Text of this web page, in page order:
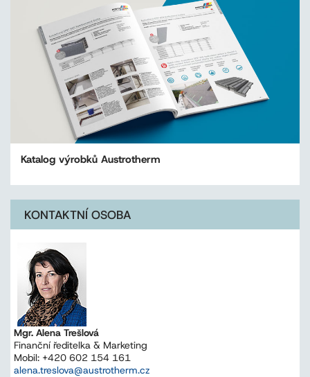
Katalog výrobků Austrotherm
KONTAKTNÍ OSOBA
Mgr. Alena Trešlová
Finanční ředitelka & Marketing
Mobil: +420 602 154 161
alena.treslova@austrotherm.cz